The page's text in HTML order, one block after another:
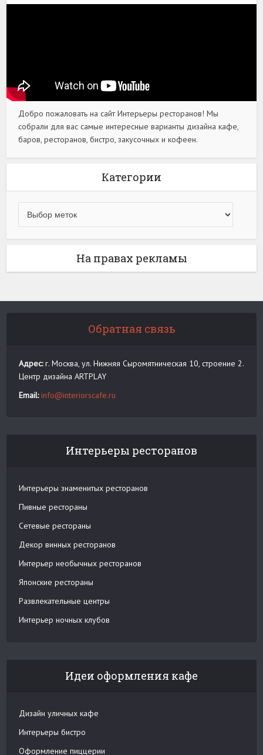
Добро пожаловать на сайт Интерьеры ресторанов! Мы
собрали для вас самые интересные варианты дизайна кафе,
баров, ресторанов, бистро, закусочных и кофеен.
Категории
На правах рекламы
Обратная связь
Адрес:г. Москва, ул. Нижняя Сыромятническая 10, строение 2.
Центр дизайна ARTPLAY
Email: info@interiorscafe.ru
Интерьеры ресторанов
Интерьеры знаменитых ресторанов
Пивные рестораны
Сетевые рестораны
Декор винных ресторанов
Интерьер необычных ресторанов
Японские рестораны
Развлекательные центры
Интерьер ночных клубов
Идеи оформления кафе
Дизайн уличных кафе
Интерьеры бистро
Оформление пиццерии